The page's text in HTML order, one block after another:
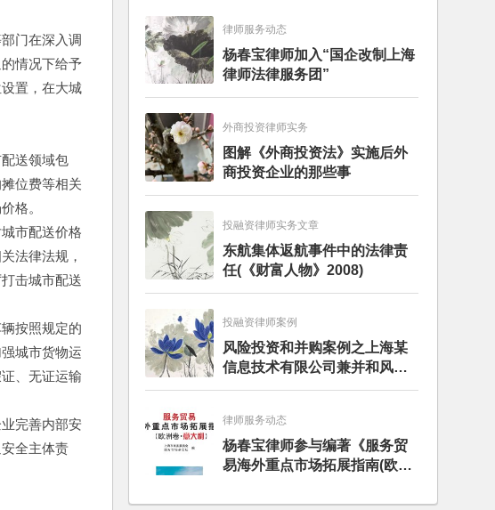
门在深入调
情况下给予
置，在大城
送领域包
位费等相关
格。
市配送价格
法律法规，
击城市配送
按照规定的
城市货物运
、无证运输
完善内部安
全主体责
律师服务动态
杨春宝律师加入“国企改制上海
律师法律服务团”
外商投资律师实务
图解《外商投资法》实施后外
商投资企业的那些事
投融资律师实务文章
东航集体返航事件中的法律责
任(《财富人物》2008)
投融资律师案例
风险投资和并购案例之上海某
信息技术有限公司兼并和风险
投资服务
律师服务动态
杨春宝律师参与编著《服务贸
易海外重点市场拓展指南(欧洲